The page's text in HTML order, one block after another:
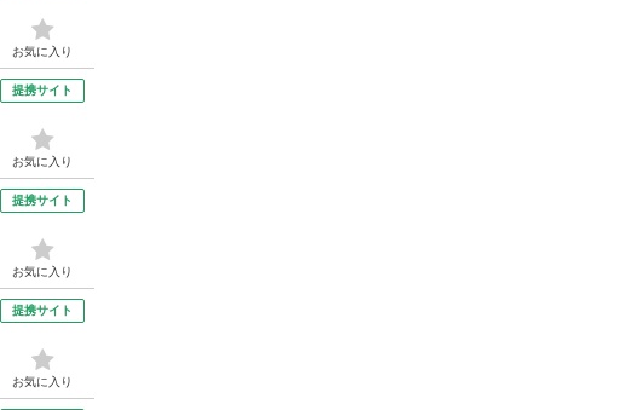
お気に入り
提携サイト
お気に入り
提携サイト
お気に入り
提携サイト
お気に入り